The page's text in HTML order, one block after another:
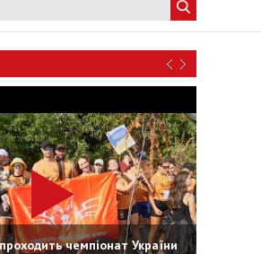
чемпіонат України